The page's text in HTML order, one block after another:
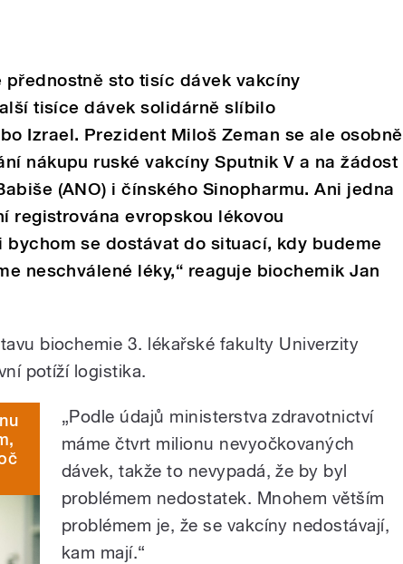
přednostně sto tisíc dávek vakcíny
tisíce dávek solidárně slíbilo
Izrael. Prezident Miloš Zeman se ale osobně
nákupu ruské vakcíny Sputnik V a na žádost
(ANO) i čínského Sinopharmu. Ani jedna
registrována evropskou lékovou
bychom se dostávat do situací, kdy budeme
neschválené léky,“ reaguje biochemik Jan
biochemie 3. lékařské fakulty Univerzity
potíží logistika.
„Podle údajů ministerstva zdravotnictví
máme čtvrt milionu nevyočkovaných
dávek, takže to nevypadá, že by byl
problémem nedostatek. Mnohem větším
problémem je, že se vakcíny nedostávají,
kam mají.“